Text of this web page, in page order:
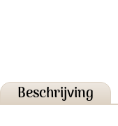
Beschrijving